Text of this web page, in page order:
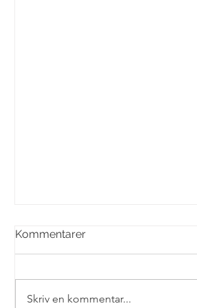
Kommentarer
Skriv en kommentar...